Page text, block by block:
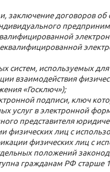
заключение договоров
систем, используемых
взаимодействия
«Госключ»);
подписи, ключ
услуг в электронной
представителя
физических лиц с
физических лиц с
положений
гражданам РФ старше